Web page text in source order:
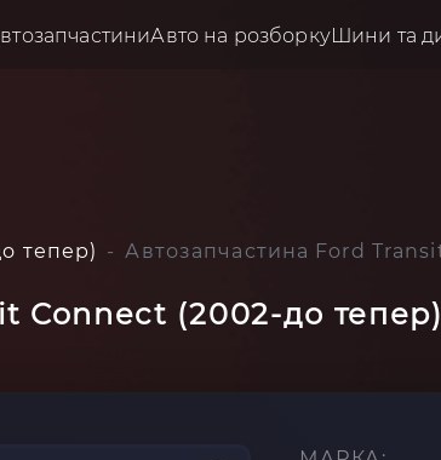
Авто на розборкуШини та
тепер) Автозапчастина Ford
Connect (2002-до тепер)